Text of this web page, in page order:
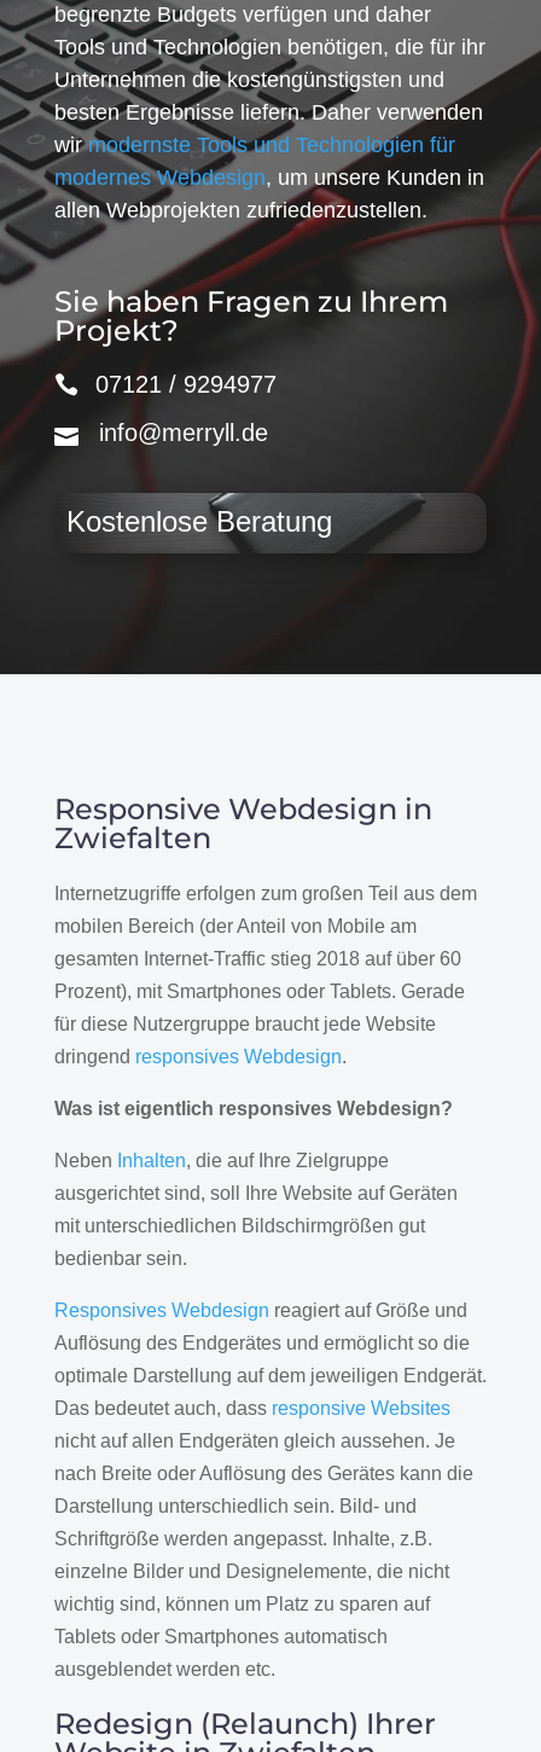
begrenzte Budgets verfügen und daher
Tools und Technologien benötigen, die für ihr
Unternehmen die kostengünstigsten und
besten Ergebnisse liefern. Daher verwenden
wirmodernste Tools und Technologien für
modernes Webdesign, um unsere Kunden in
allen Webprojekten zufriedenzustellen.
Sie haben Fragen zu Ihrem
Projekt?
07121 / 9294977
info@merryll.de
Kostenlose Beratung
Responsive Webdesign in
Zwiefalten
Internetzugriffe erfolgen zum großen Teil aus dem
mobilen Bereich (der Anteil von Mobile am
gesamten Internet-Traffic stieg 2018 auf über 60
Prozent), mit Smartphones oder Tablets. Gerade
für diese Nutzergruppe braucht jede Website
dringend responsives Webdesign.
Was ist eigentlich responsives Webdesign?
Neben Inhalten, die auf Ihre Zielgruppe
ausgerichtet sind, soll Ihre Website auf Geräten
mit unterschiedlichen Bildschirmgrößen gut
bedienbar sein.
Responsives Webdesign reagiert auf Größe und
Auflösung des Endgerätes und ermöglicht so die
optimale Darstellung auf dem jeweiligen Endgerät.
Das bedeutet auch, dass responsive Websites
nicht auf allen Endgeräten gleich aussehen. Je
nach Breite oder Auflösung des Gerätes kann die
Darstellung unterschiedlich sein. Bild- und
Schriftgröße werden angepasst. Inhalte, z.B.
einzelne Bilder und Designelemente, die nicht
wichtig sind, können um Platz zu sparen auf
Tablets oder Smartphones automatisch
ausgeblendet werden etc.
Redesign (Relaunch) Ihrer